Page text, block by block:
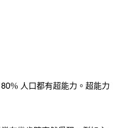
80％ 人口都有超能力。超能力